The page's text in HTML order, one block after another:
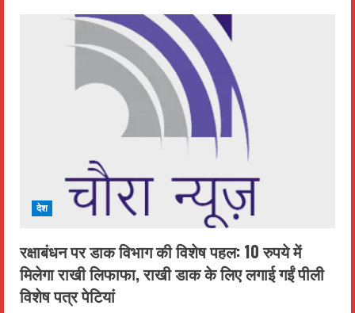
देश
रक्षाबंधन पर डाक विभाग की विशेष पहल: 10 रुपये में
मिलेगा राखी लिफाफा, राखी डाक के लिए लगाई गईं पीली
विशेष पत्र पेटियां